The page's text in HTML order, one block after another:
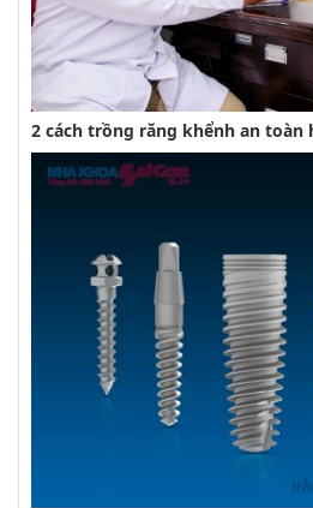
2 cách trồng răng khểnh an toàn